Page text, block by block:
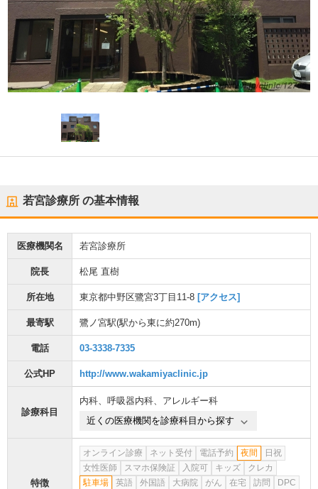
若宮診療所 の基本情報
医療機関名 若宮診療所
院長 松尾 直樹
所在地 東京都中野区鷺宮3丁目11-8 [アクセス]
最寄駅 鷺ノ宮駅(駅から東に約270m)
電話 03-3338-7335
公式HP http://www.wakamiyaclinic.jp
診療科目
内科、 呼吸器内科、 アレルギー科
近くの医療機関を診療科目から探す
特徴
オンライン診療 ネット受付 電話予約 夜間
日祝
女性医師
スマホ保険証 入院可 キッズ
クレカ
駐車場
英語 外国語 大病院 がん 在宅 訪問
DPC